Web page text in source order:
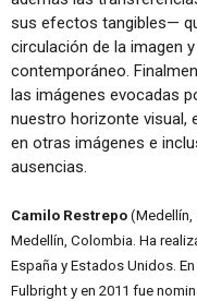
sus efectos tangibles—
circulación de la imagen
contemporáneo.
las imágenes evocadas
nuestro horizonte visual,
en otras imágenes e
ausencias.
Camilo Restrepo (Medellín,
Medellín, Colombia. Ha
España y Estados Unidos.
Fulbright y en 2011 fue